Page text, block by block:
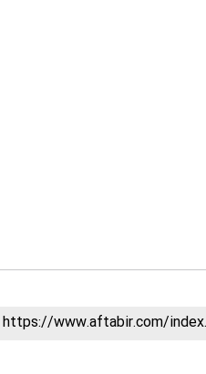
https://www.aftabir.com/